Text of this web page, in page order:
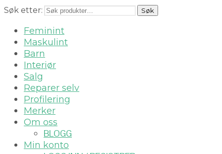
Søk etter: Søk
Feminint
Maskulint
Barn
Interiør
Salg
Reparer selv
Profilering
Merker
Om oss
BLOGG
Min konto